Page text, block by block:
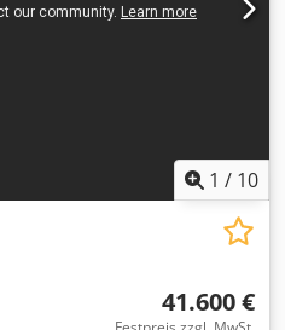
1 / 10
41.600 €